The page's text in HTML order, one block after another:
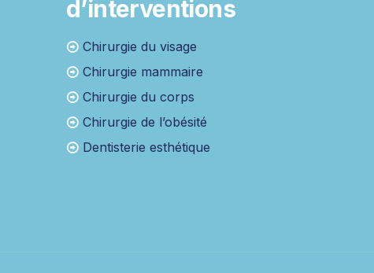
d’interventions
Chirurgie du visage
Chirurgie mammaire
Chirurgie du corps
Chirurgie de l’obésité
Dentisterie esthétique